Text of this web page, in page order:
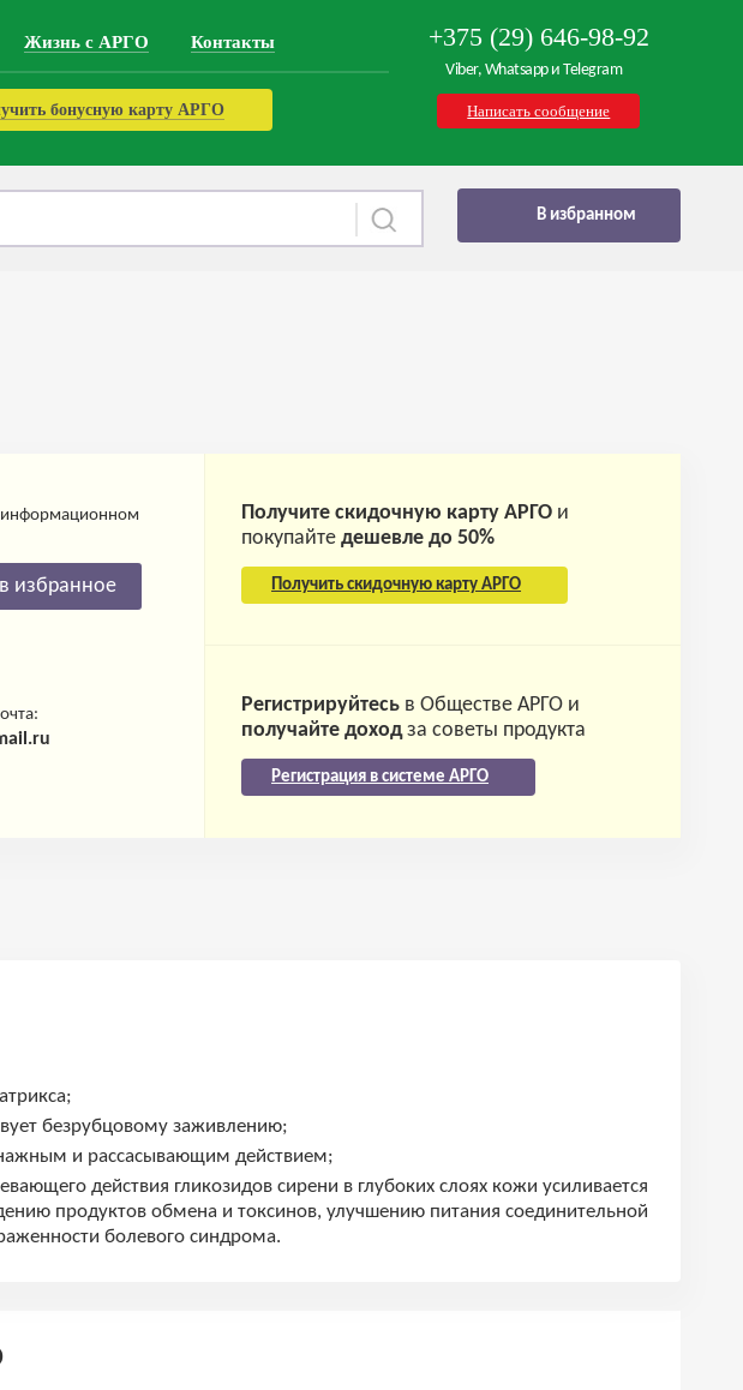
Жизнь с АРГО Контакты
бонусную карту АРГО
+375 (29) 646-98-92
Viber, Whatsapp и Telegram
Написать сообщение
В избранном
информационном
избранное
Получите скидочную карту АРГО и
покупайтедешевле до 50%
Получить скидочную карту АРГО
Регистрируйтесь в Обществе АРГО и
получайте доходза советы продукта
Регистрация в системе АРГО
безрубцовому заживлению;
и рассасывающим действием;
действия гликозидов сирени в глубоких слоях кожи усиливается
продуктов обмена и токсинов, улучшению питания соединительной
болевого синдрома.